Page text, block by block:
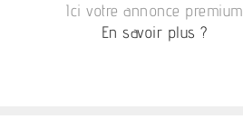
Ici votre annonce premium
En savoir plus ?